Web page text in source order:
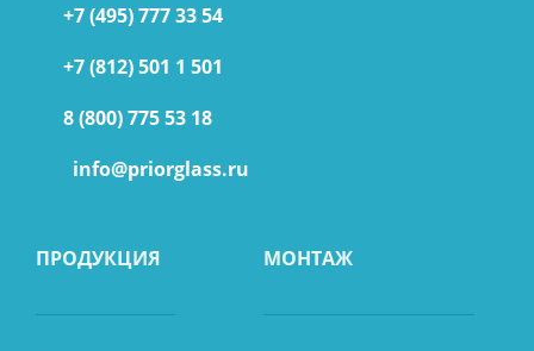
+7 (495) 777 33 54
+7 (812) 501 1 501
8 (800) 775 53 18
info@priorglass.ru
ПРОДУКЦИЯ МОНТАЖ